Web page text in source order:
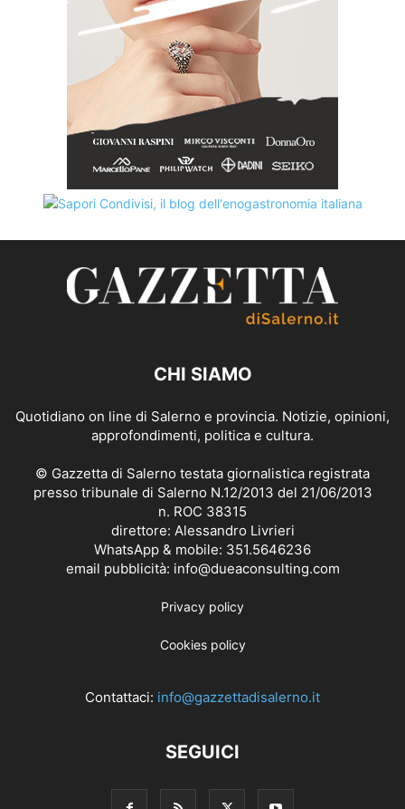
CHI SIAMO
Quotidiano on line di Salerno e provincia. Notizie, opinioni,
approfondimenti, politica e cultura.
© Gazzetta di Salerno testata giornalistica registrata
presso tribunale di Salerno N.12/2013 del 21/06/2013
n. ROC 38315
direttore: Alessandro Livrieri
WhatsApp & mobile: 351.5646236
email pubblicità: info@dueaconsulting.com
Privacy policy
Cookies policy
Contattaci: info@gazzettadisalerno.it
SEGUICI